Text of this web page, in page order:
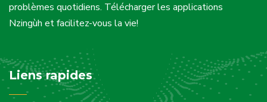
problèmes quotidiens. Télécharger les applications
Nzingùh et facilitez-vous la vie!
Liens rapides